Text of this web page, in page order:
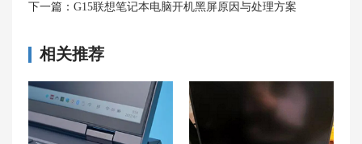
下一篇： G15联想笔记本电脑开机黑屏原因与处理方案
相关推荐